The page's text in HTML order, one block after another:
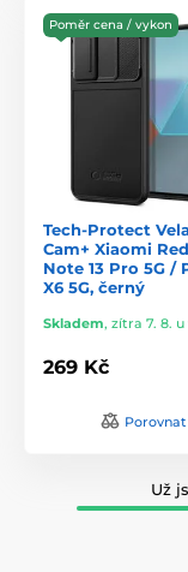
Poměr cena / vykon
Tech-Protect
Cam+ Xiaomi
Note 13 Pro 5G /
X6 5G, černý
Skladem, zítra 7. 8. u
269 Kč
Porovnat
Už